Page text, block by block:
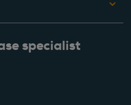
specialist